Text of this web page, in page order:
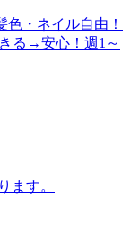
色・ネイル自由！
る→安心！週1～
ます。